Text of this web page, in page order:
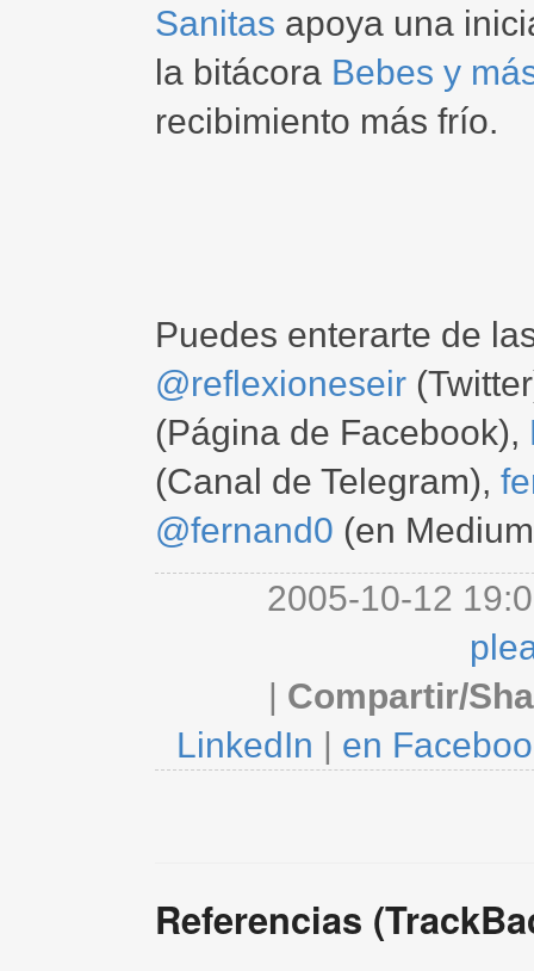
Sanitas apoya una
la bitácora Bebes y
recibimiento más frío.
Puedes enterarte de
@reflexioneseir
(Página de Facebook),
(Canal de Telegram),
@fernand0 (en
2005-10-12
| Compartir/
LinkedIn | en
Referencias